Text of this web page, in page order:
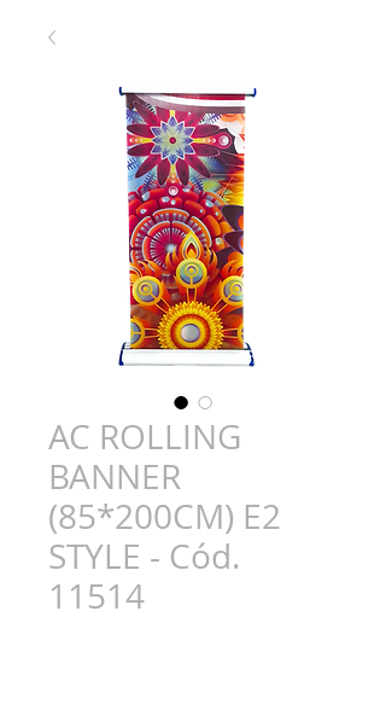
AC ROLLING
BANNER
(85*200CM) E2
STYLE - Cód.
11514